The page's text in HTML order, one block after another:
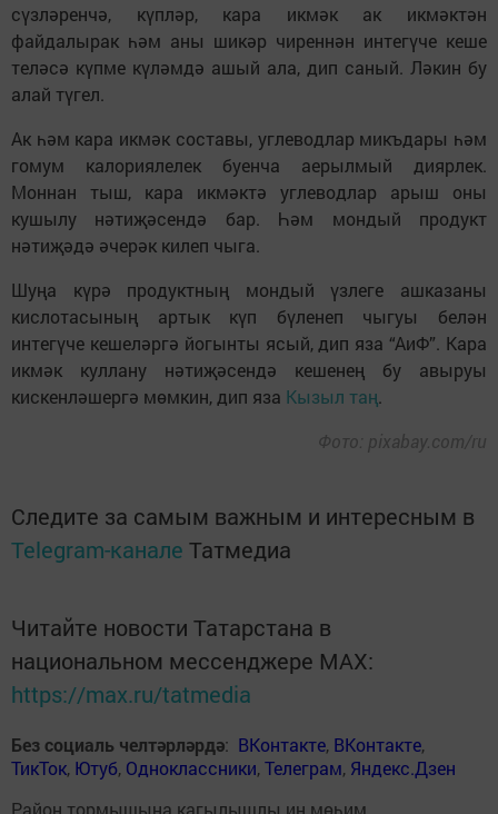
сүзләренчә, күпләр, кара икмәк ак икмәктән
файдалырак һәм аны шикәр чиреннән интегүче кеше
теләсә күпме күләмдә ашый ала, дип саный. Ләкин бу
алай түгел.
Ак һәм кара икмәк составы, углеводлар микъдары һәм
гомум калориялелек буенча аерылмый диярлек.
Моннан тыш, кара икмәктә углеводлар арыш оны
кушылу нәтиҗәсендә бар. Һәм мондый продукт
нәтиҗәдә әчерәк килеп чыга.
Шуңа күрә продуктның мондый үзлеге ашказаны
кислотасының артык күп бүленеп чыгуы белән
интегүче кешеләргә йогынты ясый, дип яза “АиФ”. Кара
икмәк куллану нәтиҗәсендә кешенең бу авыруы
кискенләшергә мөмкин, дип яза Кызыл таң.
Фото: pixabay.com/ru
Следите за самым важным и интересным в
Telegram-канале Татмедиа
Читайте новости Татарстана в
национальном мессенджере MАХ:
https://max.ru/tatmedia
Без социаль челтәрләрдә: ВКонтакте, ВКонтакте,
ТикТок, Ютуб, Одноклассники,Телеграм, Яндекс.Дзен
Район тормышына кагылышлы иң мөһим